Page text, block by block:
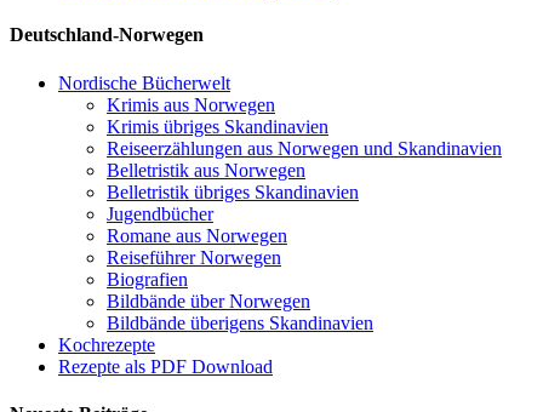
Deutschland-Norwegen
Nordische Bücherwelt
Krimis aus Norwegen
Krimis übriges Skandinavien
Reiseerzählungen aus Norwegen und Skandinavien
Belletristik aus Norwegen
Belletristik übriges Skandinavien
Jugendbücher
Romane aus Norwegen
Reiseführer Norwegen
Biografien
Bildbände über Norwegen
Bildbände überigens Skandinavien
Kochrezepte
Rezepte als PDF Download